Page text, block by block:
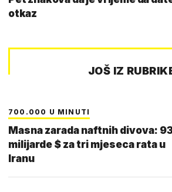
otkaz
JOŠ IZ
700.000 U MINUTI
Masna zarada naftnih divova:
milijarde $ za tri mjeseca rata u
Iranu